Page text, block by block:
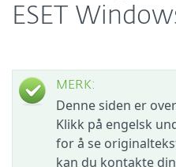
ESET
MERK:
Denne siden er
Klikk på engelsk
for å se
kan du kontakte